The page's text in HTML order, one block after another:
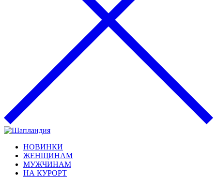
НОВИНКИ
ЖЕНЩИНАМ
МУЖЧИНАМ
НА КУРОРТ